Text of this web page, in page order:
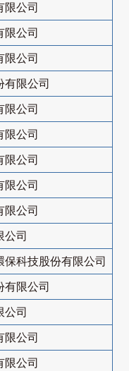
限公司
限公司
限公司
有限公司
限公司
限公司
限公司
限公司
限公司
公司
保科技股份有限公司
有限公司
公司
限公司
限公司